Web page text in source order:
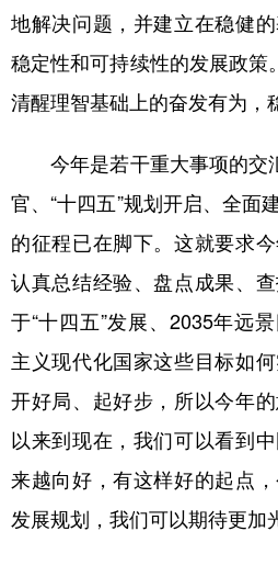
地解决问题，并建立在稳健的
稳定性和可持续性的发展政策
清醒理智基础上的奋发有为，
今年是若干重大事项的交
官、“十四五”规划开启、全面
的征程已在脚下。这就要求
认真总结经验、盘点成果、
于“十四五”发展、2035年远
主义现代化国家这些目标如
开好局、起好步，所以今年
以来到现在，我们可以看到
来越向好，有这样好的起点
发展规划，我们可以期待更加